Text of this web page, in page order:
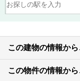
この建物の情報か
この物件の情報か